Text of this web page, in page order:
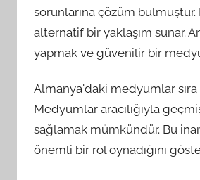
sorunlarına çözüm
alternatif bir yaklaşım sunar.
yapmak ve güvenilir bir
Almanya'daki medyumlar sıra
Medyumlar aracılığıyla
sağlamak mümkündür. Bu
önemli bir rol oynadığını